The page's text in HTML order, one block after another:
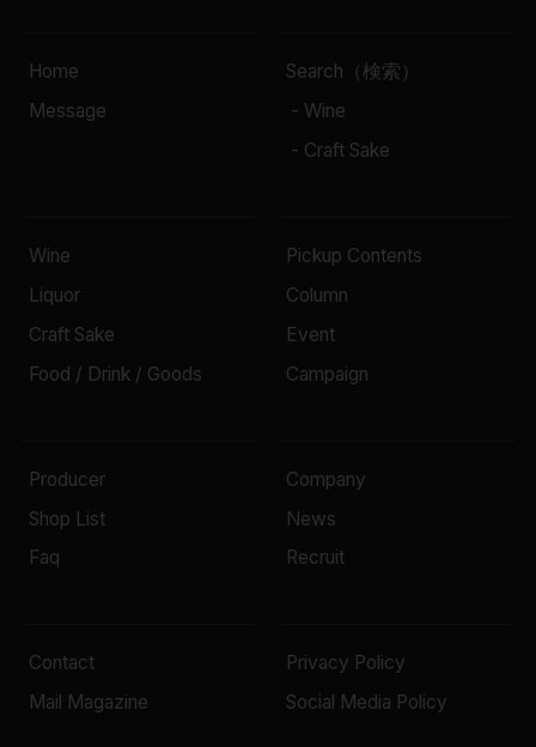
Home
Message
Search（検索）
- Wine
- Craft Sake
Wine
Liquor
Craft Sake
Food / Drink / Goods
Pickup Contents
Column
Event
Campaign
Producer
Shop List
Faq
Company
News
Recruit
Contact
Mail Magazine
Privacy Policy
Social Media Policy